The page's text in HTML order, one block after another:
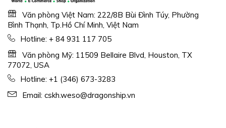
Văn phòng Việt Nam: 222/8B Bùi Đình Túy, Phường
Bình Thạnh, Tp.Hồ Chí Minh, Việt Nam
Hotline: + 84 931 117 705
Văn phòng Mỹ: 11509 Bellaire Blvd, Houston, TX
77072, USA
Hotline: +1 (346) 673-3283
Email: cskh.weso@dragonship.vn